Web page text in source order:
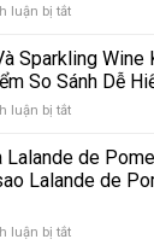
luận bị tắtở
giống
nho
trắng
làm
vang
phổ
thế
Sparkling Wine
So Sánh Dễ
luận bị tắtở
Sparkling
Wine
Nhau
Lalande de
Lalande de
luận bị tắtở